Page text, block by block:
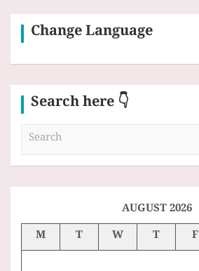
Change Language
Search here 👇
a
AUGUST 2026
M
T W T F